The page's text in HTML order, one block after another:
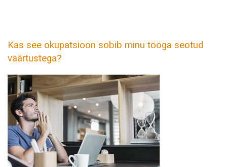
Kas see okupatsioon sobib minu tööga seotud
väärtustega?